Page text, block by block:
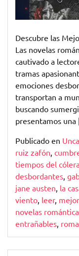
Pasión
y
sin
Límites
Descubre las
Las novelas
cautivado a
tramas
emociones
transportan a
buscando
presentamos
Publicado en
ruiz zafón
tiempos del
desbordantes
jane austen la
viento leer,
novelas
entrañables